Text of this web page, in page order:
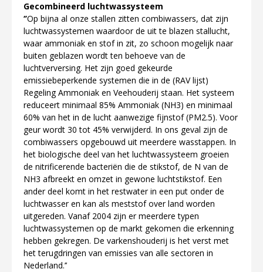
Gecombineerd luchtwassysteem
‘’Op bijna al onze stallen zitten combiwassers, dat zijn
luchtwassystemen waardoor de uit te blazen stallucht,
waar ammoniak en stof in zit, zo schoon mogelijk naar
buiten geblazen wordt ten behoeve van de
luchtverversing. Het zijn goed gekeurde
emissiebeperkende systemen die in de (RAV lijst)
Regeling Ammoniak en Veehouderij staan. Het systeem
reduceert minimaal 85% Ammoniak (NH3) en minimaal
60% van het in de lucht aanwezige fijnstof (PM2.5). Voor
geur wordt 30 tot 45% verwijderd. In ons geval zijn de
combiwassers opgebouwd uit meerdere wasstappen. In
het biologische deel van het luchtwassysteem groeien
de nitrificerende bacteriën die de stikstof, de N van de
NH3 afbreekt en omzet in gewone luchtstikstof. Een
ander deel komt in het restwater in een put onder de
luchtwasser en kan als meststof over land worden
uitgereden. Vanaf 2004 zijn er meerdere typen
luchtwassystemen op de markt gekomen die erkenning
hebben gekregen. De varkenshouderij is het verst met
het terugdringen van emissies van alle sectoren in
Nederland.’’